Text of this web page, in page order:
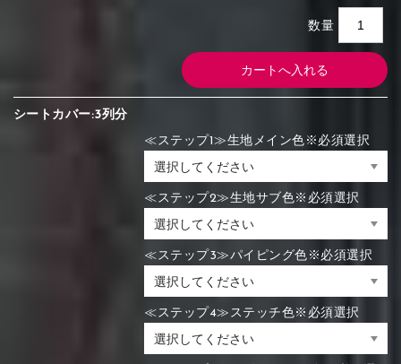
数量
シートカバー:3列分
≪ステップ1≫生地メイン色※必須選択
≪ステップ2≫生地サブ色※必須選択
≪ステップ3≫パイピング色※必須選択
≪ステップ4≫ステッチ色※必須選択